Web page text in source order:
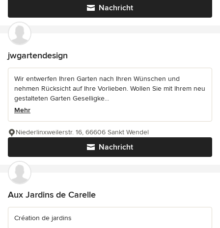
Nachricht
jwgartendesign
Wir entwerfen Ihren Garten nach Ihren Wünschen und
nehmen Rücksicht auf Ihre Vorlieben. Wollen Sie mit Ihrem neu
gestalteten Garten Geselligke...
Mehr
Nachricht
Niederlinxweilerstr. 16, 66606 Sankt Wendel
Aux Jardins de Carelle
Création de jardins